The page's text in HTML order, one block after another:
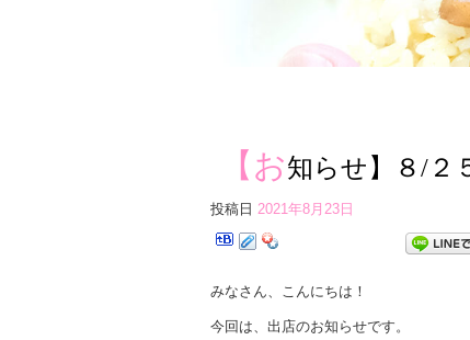
【お知らせ】８/２
投稿日 2021年8月23日
みなさん、こんにちは！
今回は、出店のお知らせです。